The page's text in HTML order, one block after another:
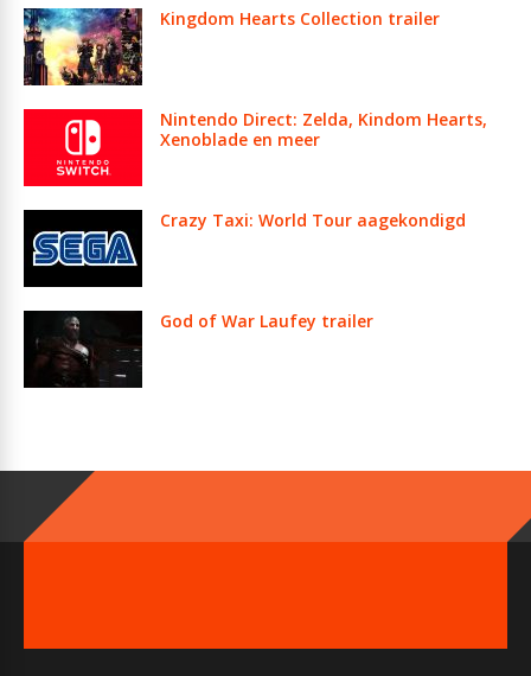
Kingdom Hearts Collection trailer
Nintendo Direct: Zelda, Kindom Hearts,
Xenoblade en meer
Crazy Taxi: World Tour aagekondigd
God of War Laufey trailer